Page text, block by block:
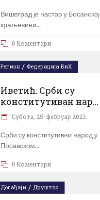
Вишеград је настао у Босанској
краљевини
0 Коментари
Регион / Федерација БиХ
Иветић: Срби су
конститутиван нар...
Субота, 25. фебруар 2023.
Срби су конститутивни народ у
Посавском
0 Коментари
Догађаји / Друштво